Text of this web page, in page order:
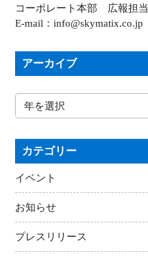
コーポレート本部 広報担当
E-mail：info@skymatix.co.jp
アーカイブ
カテゴリー
イベント
お知らせ
プレスリリース